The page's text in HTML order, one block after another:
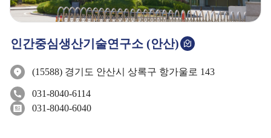
인간중심생산기술연구소 (안산)
(15588) 경기도 안산시 상록구 항가울로 143
031-8040-6114
031-8040-6040